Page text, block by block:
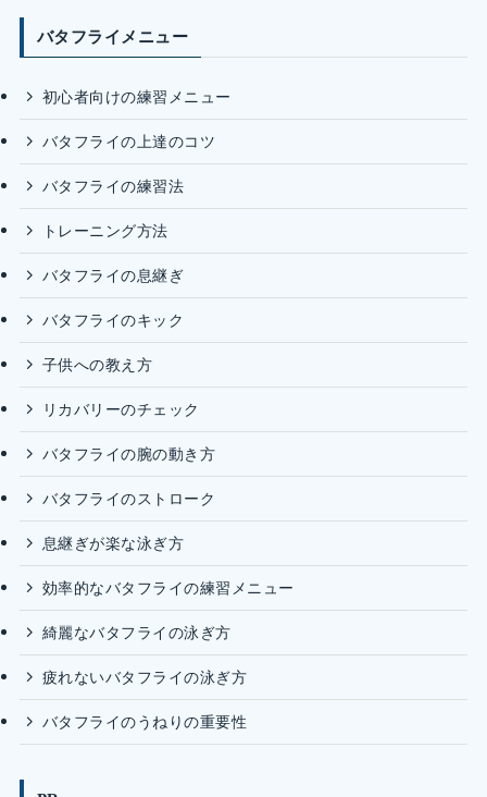
バタフライメニュー
初心者向けの練習メニュー
バタフライの上達のコツ
バタフライの練習法
トレーニング方法
バタフライの息継ぎ
バタフライのキック
子供への教え方
リカバリーのチェック
バタフライの腕の動き方
バタフライのストローク
息継ぎが楽な泳ぎ方
効率的なバタフライの練習メニュー
綺麗なバタフライの泳ぎ方
疲れないバタフライの泳ぎ方
バタフライのうねりの重要性